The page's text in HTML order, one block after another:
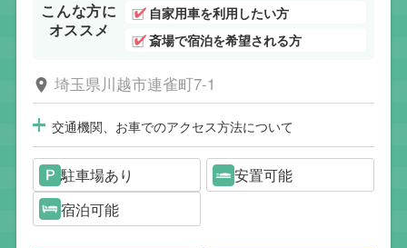
こんな方に
オススメ
自家用車を利用したい方
斎場で宿泊を希望される方
埼玉県川越市連雀町7-1
交通機関、お車でのアクセス方法について
駐車場あり
安置可能
宿泊可能